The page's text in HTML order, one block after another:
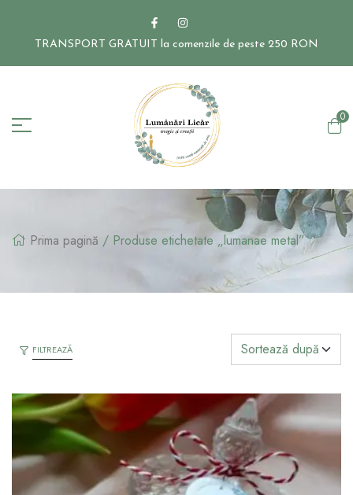
TRANSPORT GRATUIT la comenzile de peste 250 RON
0
Prima pagină / Produse etichetate „lumanae metal”
FILTREAZĂ